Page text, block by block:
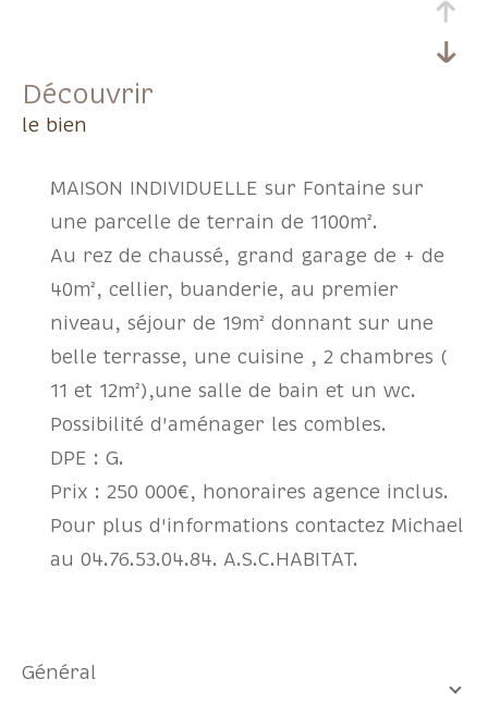
découvrir
le bien
MAISON INDIVIDUELLE sur Fontaine sur
une parcelle de terrain de 1100m².
Au rez de chaussé, grand garage de + de
40m², cellier, buanderie, au premier
niveau, séjour de 19m² donnant sur une
belle terrasse, une cuisine , 2 chambres (
11 et 12m²),une salle de bain et un wc.
Possibilité d'aménager les combles.
DPE : G.
Prix : 250 000€, honoraires agence inclus.
Pour plus d'informations contactez Michael
au 04.76.53.04.84. A.S.C.HABITAT.
général